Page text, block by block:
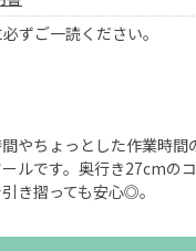
ずご一読ください。
やちょっとした作業時
ルです。奥行き27cmの
き摺っても安心◎。